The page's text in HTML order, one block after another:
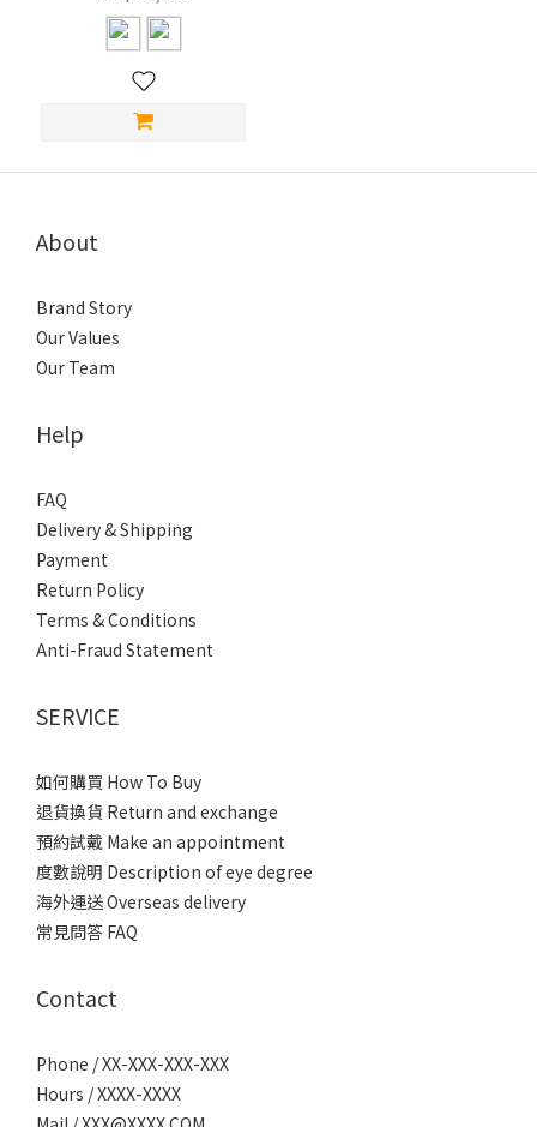
About
Brand Story
Our Values
Our Team
Help
FAQ
Delivery & Shipping
Payment
Return Policy
Terms & Conditions
Anti-Fraud Statement
SERVICE
如何購買 How To Buy
退貨換貨 Return and exchange
預約試戴 Make an appointment
度數說明 Description of eye degree
海外運送 Overseas delivery
常見問答 FAQ
Contact
Phone / XX-XXX-XXX-XXX
Hours / XXXX-XXXX